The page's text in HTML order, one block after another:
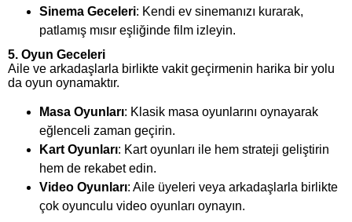
Sinema Geceleri: Kendi ev sinemanızı kurarak,
patlamış mısır eşliğinde film izleyin.
5. Oyun Geceleri
Aile ve arkadaşlarla birlikte vakit geçirmenin harika bir yolu
da oyun oynamaktır.
Masa Oyunları: Klasik masa oyunlarını oynayarak
eğlenceli zaman geçirin.
Kart Oyunları: Kart oyunları ile hem strateji geliştirin
hem de rekabet edin.
Video Oyunları: Aile üyeleri veya arkadaşlarla birlikte
çok oyunculu video oyunları oynayın.